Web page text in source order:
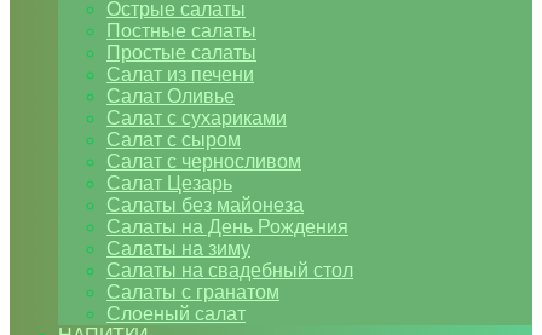
Острые салаты
Постные салаты
Простые салаты
Салат из печени
Салат Оливье
Салат с сухариками
Салат с сыром
Салат с черносливом
Салат Цезарь
Салаты без майонеза
Салаты на День Рождения
Салаты на зиму
Салаты на свадебный стол
Салаты с гранатом
Слоеный салат